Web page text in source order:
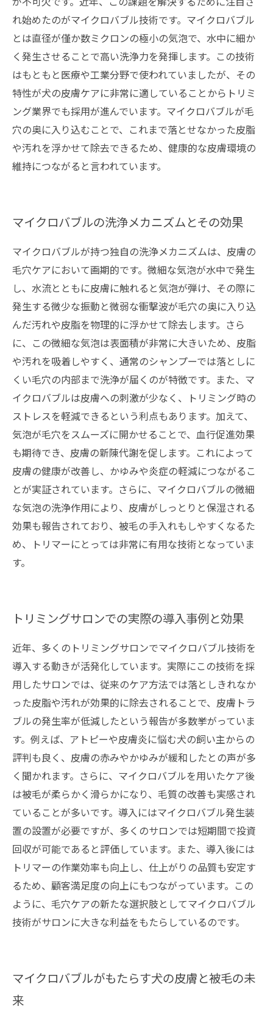
れ始めたのがマイクロバブル技術です。マイクロバブル
とは直径が僅か数ミクロンの極小の気泡で、水中に細か
く発生させることで高い洗浄力を発揮します。この技術
はもともと医療や工業分野で使われていましたが、その
特性が犬の皮膚ケアに非常に適していることからトリミ
ング業界でも採用が進んでいます。マイクロバブルが毛
穴の奥に入り込むことで、これまで落とせなかった皮脂
や汚れを浮かせて除去できるため、健康的な皮膚環境の
維持につながると言われています。
マイクロバブルの洗浄メカニズムとその効果
マイクロバブルが持つ独自の洗浄メカニズムは、皮膚の
毛穴ケアにおいて画期的です。微細な気泡が水中で発生
し、水流とともに皮膚に触れると気泡が弾け、その際に
発生する微少な振動と微弱な衝撃波が毛穴の奥に入り込
んだ汚れや皮脂を物理的に浮かせて除去します。さら
に、この微細な気泡は表面積が非常に大きいため、皮脂
や汚れを吸着しやすく、通常のシャンプーでは落としに
くい毛穴の内部まで洗浄が届くのが特徴です。また、マ
イクロバブルは皮膚への刺激が少なく、トリミング時の
ストレスを軽減できるという利点もあります。加えて、
気泡が毛穴をスムーズに開かせることで、血行促進効果
も期待でき、皮膚の新陳代謝を促します。これによって
皮膚の健康が改善し、かゆみや炎症の軽減につながるこ
とが実証されています。さらに、マイクロバブルの微細
な気泡の洗浄作用により、皮膚がしっとりと保湿される
効果も報告されており、被毛の手入れもしやすくなるた
め、トリマーにとっては非常に有用な技術となっていま
す。
トリミングサロンでの実際の導入事例と効果
近年、多くのトリミングサロンでマイクロバブル技術を
導入する動きが活発化しています。実際にこの技術を採
用したサロンでは、従来のケア方法では落としきれなか
った皮脂や汚れが効果的に除去されることで、皮膚トラ
ブルの発生率が低減したという報告が多数挙がっていま
す。例えば、アトピーや皮膚炎に悩む犬の飼い主からの
評判も良く、皮膚の赤みやかゆみが緩和したとの声が多
く聞かれます。さらに、マイクロバブルを用いたケア後
は被毛が柔らかく滑らかになり、毛質の改善も実感され
ていることが多いです。導入にはマイクロバブル発生装
置の設置が必要ですが、多くのサロンでは短期間で投資
回収が可能であると評価しています。また、導入後には
トリマーの作業効率も向上し、仕上がりの品質も安定す
るため、顧客満足度の向上にもつながっています。この
ように、毛穴ケアの新たな選択肢としてマイクロバブル
技術がサロンに大きな利益をもたらしているのです。
マイクロバブルがもたらす犬の皮膚と被毛の未
来